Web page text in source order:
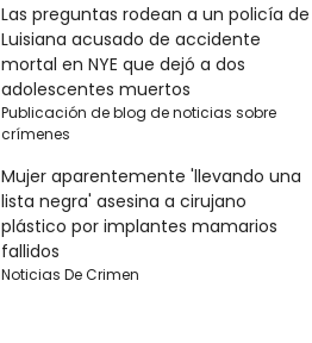
Las preguntas rodean a un policía de
Luisiana acusado de accidente
mortal en NYE que dejó a dos
adolescentes muertos
Publicación de blog de noticias sobre
crímenes
Mujer aparentemente 'llevando una
lista negra' asesina a cirujano
plástico por implantes mamarios
fallidos
Noticias De Crimen